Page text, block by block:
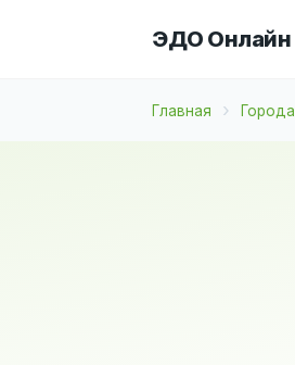
ЭДО Онлайн
Главная Города